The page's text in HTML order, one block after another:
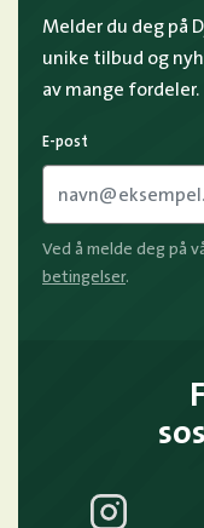
Melder du deg på
unike tilbud og
av mange fordeler.
E-post
Ved å melde deg på
betingelser.